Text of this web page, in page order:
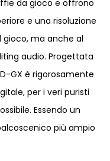
da gioco e offrono
e una risoluzione
ma anche al
audio. Progettata
GX è rigorosamente
per i veri puristi
Essendo un
più ampio